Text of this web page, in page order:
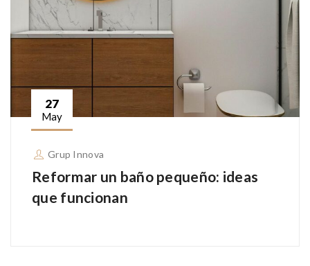
27
May
Grup Innova
Reformar un baño pequeño: ideas
que funcionan